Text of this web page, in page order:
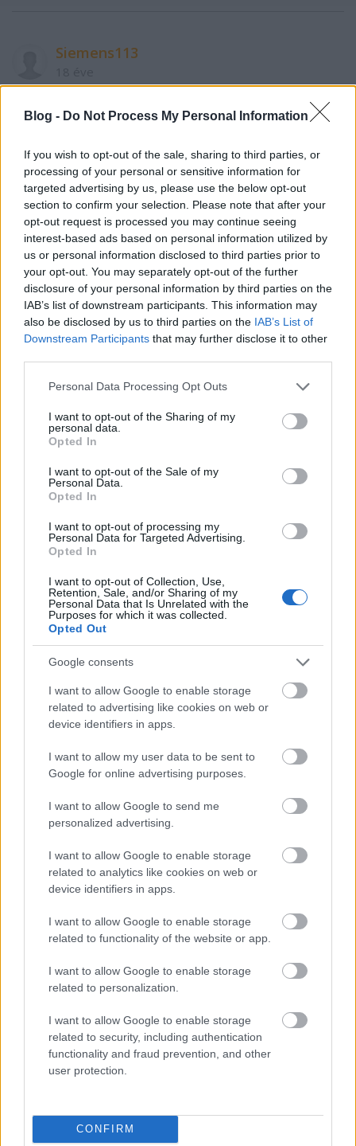
Blog - Do Not Process My Personal Information
If you wish to opt-out of the sale, sharing to third parties, or
processing of your personal or sensitive information for
targeted advertising by us, please use the below opt-out
section to confirm your selection. Please note that after your
opt-out request is processed you may continue seeing
interest-based ads based on personal information utilized by
us or personal information disclosed to third parties prior to
your opt-out. You may separately opt-out of the further
disclosure of your personal information by third parties on the
IAB’s list of downstream participants. This information may
also be disclosed by us to third parties on the IAB’s List of
Downstream Participants that may further disclose it to other
Please note that this website/app uses one or more Google
not limited to your visit or usage behaviour. You may click to
grant or deny consent to Google and its third-party tags to
use your data for below specified purposes in below Google
consent section.
Personal Data Processing Opt Outs
I want to opt-out of the Sharing of my
personal data.
Opted In
I want to opt-out of the Sale of my
Personal Data.
Opted In
I want to opt-out of processing my
Personal Data for Targeted Advertising.
Opted In
I want to opt-out of Collection, Use,
Retention, Sale, and/or Sharing of my
Personal Data that Is Unrelated with the
Purposes for which it was collected.
Opted Out
Google consents
I want to allow Google to enable storage
related to advertising like cookies on web or
device identifiers in apps.
I want to allow my user data to be sent to
Google for online advertising purposes.
I want to allow Google to send me
personalized advertising.
I want to allow Google to enable storage
related to analytics like cookies on web or
device identifiers in apps.
I want to allow Google to enable storage
related to functionality of the website or app.
I want to allow Google to enable storage
related to personalization.
I want to allow Google to enable storage
related to security, including authentication
functionality and fraud prevention, and other
user protection.
CONFIRM
Siemens113
fórumon így köszi hogy írtad a helyesbítést. tehát
végén a felelősök listája alcím alatt találhatók
azoknak megköszönik az eddigi munkát?
jf
Akkor ez most mit jelent? Kapnak végkielégítést vagy
nem?
Siemens, nem az a kérdés, hogy megköszönik-e,
hanem, hogy mit köszönnek meg. Az állásukban 8
órában végzett vezérigazgatói, vezérigazgató-
helyettesi munkájukból nem rúgják ki őket.
Az igazgatóságból rúgták ki őket. Az egy testület,
amely x hetetnte összeül, megvitat kérdéseket, dönt,
de az nem "munka", nem jár érte fizetés, hanem
tiszteletdíj. (Néha az sem kevés persze.)
Tehát ezután is be fog menni mindenki a Kerepesi
mizrolist
18 éve
Azaz ez egy látszatintézkedés, ami viszont jól
hangzik a TV-Híradóban.
Siemens113
Értem már és külön köszi hogy leírtad így is, kissé
sokminden nem történt. (majdnem semmi)
kambekk
18 éve
Jólértem, hogy akkor ez most egy amolyan
bónuszmegvonás csupán? Ergo, ha rá volt szokva az
istenadta igazgatósági tag a havi plusz
pártíz(száz?)ezres bevételre, akkor legalább
mostantól ennyivel kevesebből él(ősköd)het? Ez se
rossz, de nem elég. Pláne, ha az alapbére, meg a
funkciója - amit, mint olvasom tőletek, kellően